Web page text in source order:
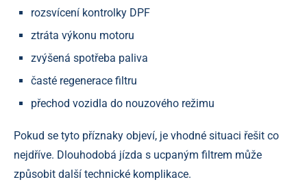
rozsvícení kontrolky DPF
ztráta výkonu motoru
zvýšená spotřeba paliva
časté regenerace filtru
přechod vozidla do nouzového režimu
Pokud se tyto příznaky objeví, je vhodné situaci řešit co
nejdříve. Dlouhodobá jízda s ucpaným filtrem může
způsobit další technické komplikace.